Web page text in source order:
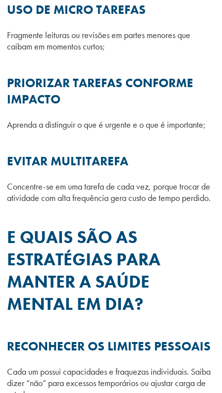
USO DE MICRO TAREFAS
Fragmente leituras ou revisões em partes menores que
caibam em momentos curtos;
PRIORIZAR TAREFAS CONFORME
IMPACTO
Aprenda a distinguir o que é urgente e o que é importante;
EVITAR MULTITAREFA
Concentre-se em uma tarefa de cada vez, porque trocar de
atividade com alta frequência gera custo de tempo perdido.
E QUAIS SÃO AS
ESTRATÉGIAS PARA
MANTER A SAÚDE
MENTAL EM DIA?
RECONHECER OS LIMITES PESSOAIS
Cada um possui capacidades e fraquezas individuais. Saiba
dizer “não” para excessos temporários ou ajustar carga de